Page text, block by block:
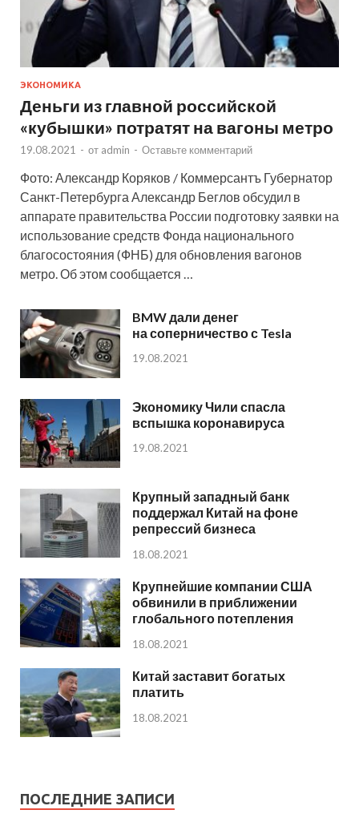
ЭКОНОМИКА
Деньги из главной российской
«кубышки» потратят на вагоны метро
19.08.2021 - от admin - Оставьте комментарий
Фото: Александр Коряков / Коммерсантъ Губернатор
Санкт-Петербурга Александр Беглов обсудил в
аппарате правительства России подготовку заявки на
использование средств Фонда национального
благосостояния (ФНБ) для обновления вагонов
метро. Об этом сообщается …
BMW дали денег
на соперничество с Tesla
19.08.2021
Экономику Чили спасла
вспышка коронавируса
19.08.2021
Крупный западный банк
поддержал Китай на фоне
репрессий бизнеса
18.08.2021
Крупнейшие компании США
обвинили в приближении
глобального потепления
18.08.2021
Китай заставит богатых
платить
18.08.2021
ПОСЛЕДНИЕ ЗАПИСИ